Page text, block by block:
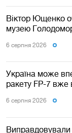
Віктор Ющенко
музею
6 серпня 2026
Україна може
ракету FP-7
6 серпня 2026
Виправдовували